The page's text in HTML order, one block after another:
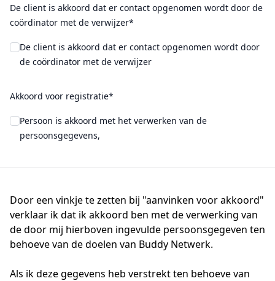
De client is akkoord dat er contact opgenomen wordt door de
coördinator met de verwijzer*
De client is akkoord dat er contact opgenomen wordt door
de coördinator met de verwijzer
Akkoord voor registratie*
Persoon is akkoord met het verwerken van de
persoonsgegevens,
Door een vinkje te zetten bij "aanvinken voor akkoord"
verklaar ik dat ik akkoord ben met de verwerking van
de door mij hierboven ingevulde persoonsgegeven ten
behoeve van de doelen van Buddy Netwerk.
Als ik deze gegevens heb verstrekt ten behoeve van